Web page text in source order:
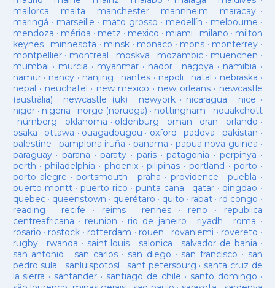
mallorca · malta · manchester· mannheim · maracay·
maringá · marseille · mato grosso · medellín · melbourne ·
mendoza · mérida · metz · mexico · miami · milano · milton
keynes· minnesota · minsk · monaco · mons · monterrey ·
montpellier· montreal · moskva · mozambic· muenchen ·
mumbai · murcia · myanmar· nador · nagoya · namibia ·
namur· nancy · nanjing · nantes · napoli · natal · nebraska ·
nepal · neuchatel · new mexico · new orleans· newcastle
(austràlia) · newcastle (uk) · newyork· nicaragua · nice ·
niger· nigeria · norge (noruega) · nottingham · nouakchott
· nürnberg · oklahoma · oldenburg · oman · oran · orlando ·
osaka · ottawa · ouagadougou · oxford ·padova ·pakistan ·
palestine · pamplona iruña · panama · papua nova guinea ·
paraguay· parana ·paraty · paris·patagonia · perpinya ·
perth ·philadelphia · phoenix·pilipinas ·portland · porto ·
porto alegre ·portsmouth ·praha · providence ·puebla ·
puerto montt· puerto rico ·punta cana · qatar · qingdao ·
quebec· queenstown · querétaro · quito · rabat · rd congo ·
reading · recife · reims· rennes · reno · republica
centreafricana · reunion · rio de janeiro · riyadh · roma ·
rosario · rostock · rotterdam · rouen · rovaniemi · rovereto ·
rugby· rwanda · saint louis · salonica · salvador de bahia ·
san antonio · san carlos· san diego · san francisco · san
pedro sula · sanluispotosí· sant petersburg · santa cruz de
la sierra · santander · santiago de chile · santo domingo ·